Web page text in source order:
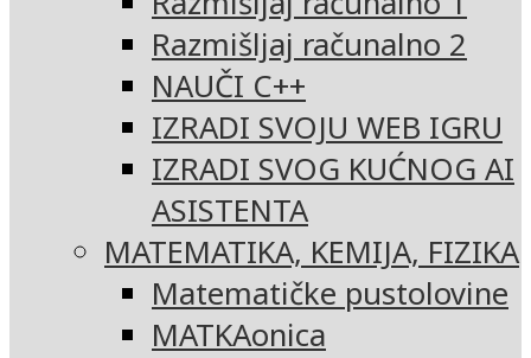
Razmišljaj računalno 2
NAUČI C++
IZRADI SVOJU WEB IGRU
IZRADI SVOG KUĆNOG AI
ASISTENTA
MATEMATIKA, KEMIJA, FIZIKA
Matematičke pustolovine
MATKAonica